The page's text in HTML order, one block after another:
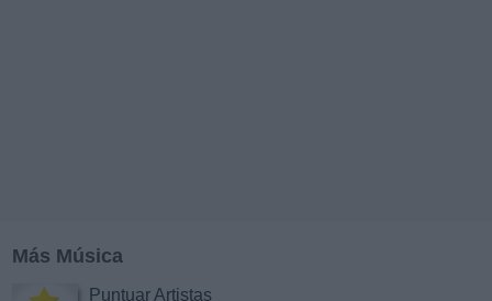
Más Música
Puntuar Artistas